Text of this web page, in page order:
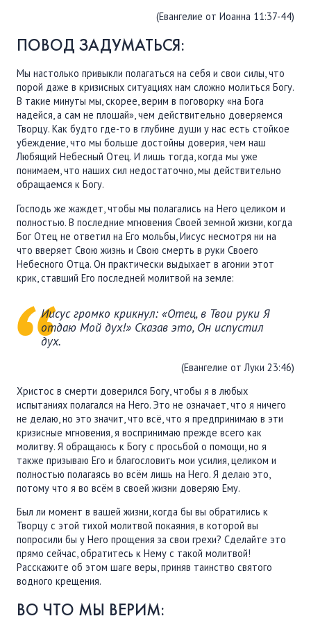
(Евангелие от Иоанна 11:37-44)
ПОВОД ЗАДУМАТЬСЯ:
Мы настолько привыкли полагаться на себя и свои силы, что
порой даже в кризисных ситуациях нам сложно молиться Богу.
В такие минуты мы, скорее, верим в поговорку «на Бога
надейся, а сам не плошай», чем действительно доверяемся
Творцу. Как будто где-то в глубине души у нас есть стойкое
убеждение, что мы больше достойны доверия, чем наш
Любящий Небесный Отец. И лишь тогда, когда мы уже
понимаем, что наших сил недостаточно, мы действительно
обращаемся к Богу.
Господь же жаждет, чтобы мы полагались на Него целиком и
полностью. В последние мгновения Своей земной жизни, когда
Бог Отец не ответил на Его мольбы, Иисус несмотря ни на
что вверяет Свою жизнь и Свою смерть в руки Своего
Небесного Отца. Он практически выдыхает в агонии этот
крик, ставший Его последней молитвой на земле:
Иисус громко крикнул: «Отец, в Твои руки Я
отдаю Мой дух!» Сказав это, Он испустил
дух.
(Евангелие от Луки 23:46)
Христос в смерти доверился Богу, чтобы я в любых
испытаниях полагался на Него. Это не означает, что я ничего
не делаю, но это значит, что всё, что я предпринимаю в эти
кризисные мгновения, я воспринимаю прежде всего как
молитву. Я обращаюсь к Богу с просьбой о помощи, но я
также призываю Его и благословить мои усилия, целиком и
полностью полагаясь во всём лишь на Него. Я делаю это,
потому что я во всём в своей жизни доверяю Ему.
Был ли момент в вашей жизни, когда бы вы обратились к
Творцу с этой тихой молитвой покаяния, в которой вы
попросили бы у Него прощения за свои грехи? Сделайте это
прямо сейчас, обратитесь к Нему с такой молитвой!
Расскажите об этом шаге веры, приняв таинство святого
водного крещения.
ВО ЧТО МЫ ВЕРИМ: